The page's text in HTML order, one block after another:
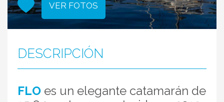
VER FOTOS
DESCRIPCIÓN
FLO es un elegante catamarán de